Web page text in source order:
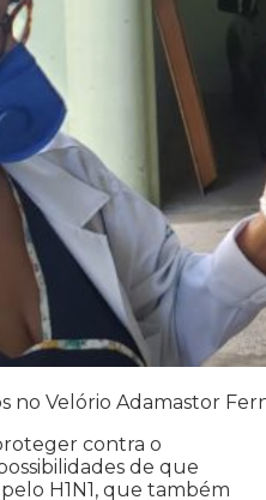
no Velório Adamastor
contra o
de que
H1N1, que também